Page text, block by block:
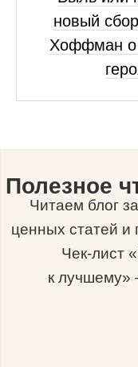
новый
Хоффман
Полезное
Читаем блог
ценных статей и
Чек-лист
к лучшему»